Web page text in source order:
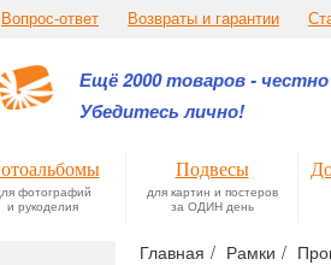
Вопрос-ответ Возвраты и гарантии
Ещё 2000 товаров - честно
Убедитесь лично!
фотографий
и рукоделия
Подвесы
для картин и постеров
за ОДИН день
Главная Рамки